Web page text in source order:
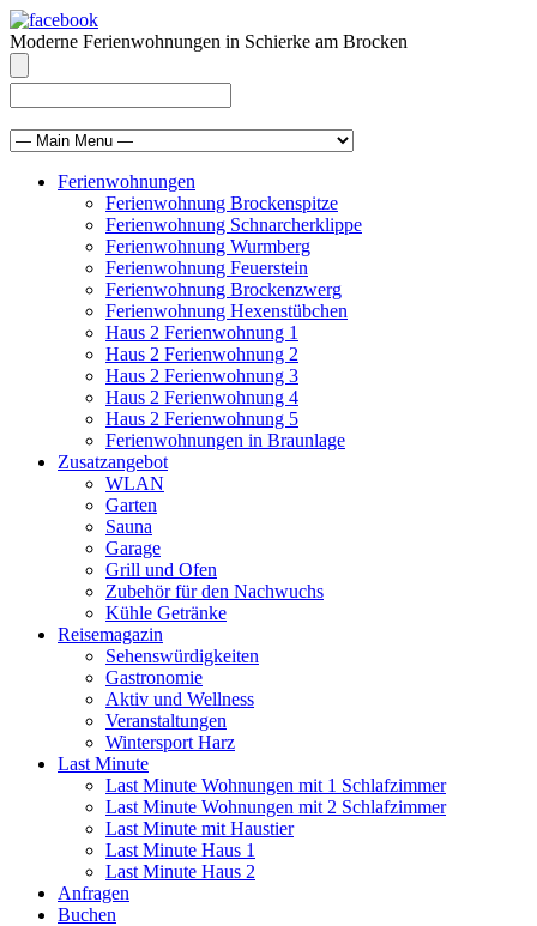
Moderne Ferienwohnungen in Schierke am Brocken
Ferienwohnungen
Ferienwohnung Brockenspitze
Ferienwohnung Schnarcherklippe
Ferienwohnung Wurmberg
Ferienwohnung Feuerstein
Ferienwohnung Brockenzwerg
Ferienwohnung Hexenstübchen
Haus 2 Ferienwohnung 1
Haus 2 Ferienwohnung 2
Haus 2 Ferienwohnung 3
Haus 2 Ferienwohnung 4
Haus 2 Ferienwohnung 5
Ferienwohnungen in Braunlage
Zusatzangebot
WLAN
Garten
Sauna
Garage
Grill und Ofen
Zubehör für den Nachwuchs
Kühle Getränke
Reisemagazin
Sehenswürdigkeiten
Gastronomie
Aktiv und Wellness
Veranstaltungen
Wintersport Harz
Last Minute
Last Minute Wohnungen mit 1 Schlafzimmer
Last Minute Wohnungen mit 2 Schlafzimmer
Last Minute mit Haustier
Last Minute Haus 1
Last Minute Haus 2
Anfragen
Buchen